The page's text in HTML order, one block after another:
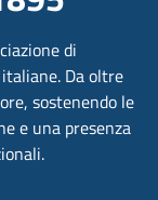
di
Da oltre
sostenendo le
e una presenza